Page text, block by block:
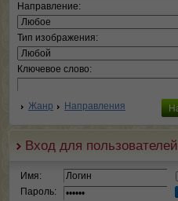
Направление:
Тип изображения:
Ключевое слово:
Жанр Направления
Вход для пользователей
Имя:
Пароль: